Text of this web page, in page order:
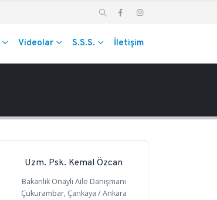
Videolar S.S.S. İletişim
Uzm. Psk. Kemal Özcan
Bakanlık Onaylı Aile Danışmanı
Çukurambar, Çankaya / Ankara